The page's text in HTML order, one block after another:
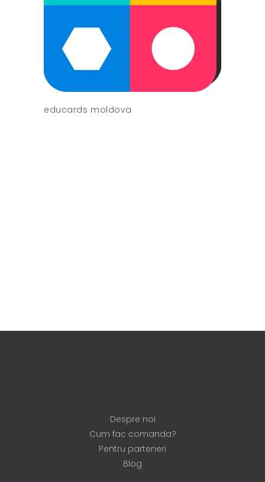
educards moldova
Despre noi
Cum fac comanda?
Pentru parteneri
Blog